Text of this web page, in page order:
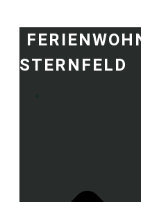
STERNFELD